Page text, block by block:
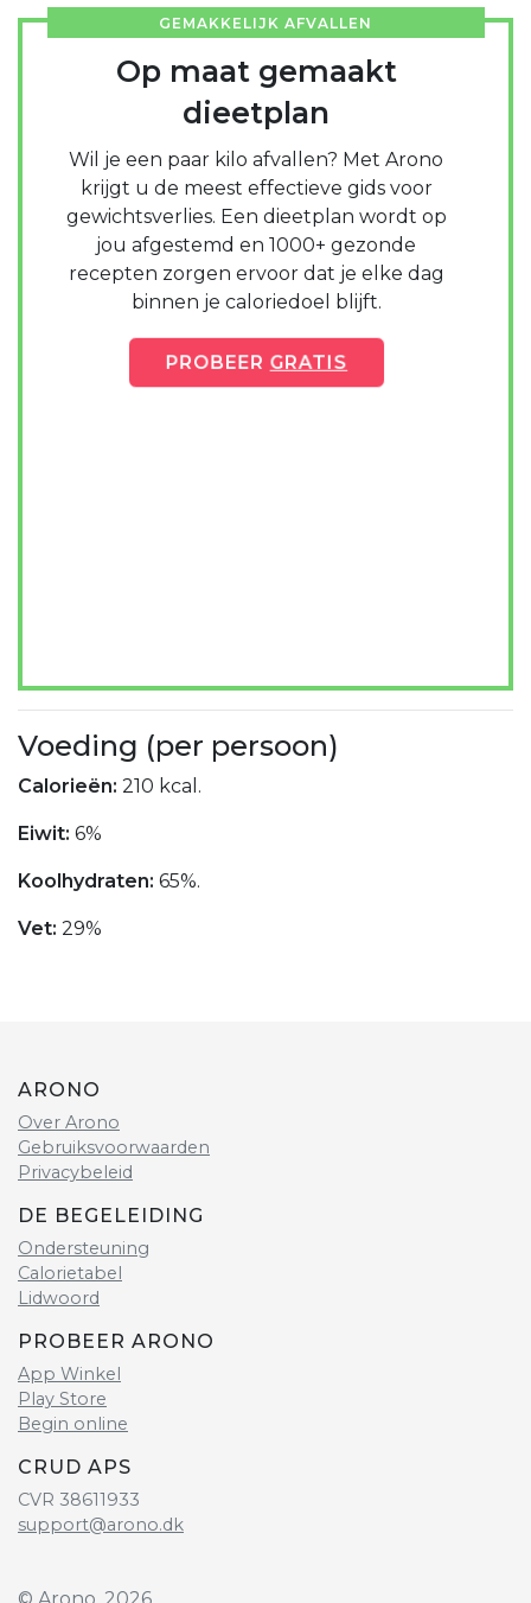
GEMAKKELIJK AFVALLEN
Op maat gemaakt
dieetplan
Wil je een paar kilo afvallen? Met Arono
krijgt u de meest effectieve gids voor
gewichtsverlies. Een dieetplan wordt op
jou afgestemd en 1000+ gezonde
recepten zorgen ervoor dat je elke dag
binnen je caloriedoel blijft.
PROBEER GRATIS
Voeding (per persoon)
Calorieën: 210 kcal.
Eiwit: 6%
Koolhydraten: 65%.
Vet: 29%
ARONO
Over Arono
Gebruiksvoorwaarden
Privacybeleid
DE BEGELEIDING
Ondersteuning
Calorietabel
Lidwoord
PROBEER ARONO
App Winkel
Play Store
Begin online
CRUD APS
CVR 38611933
support@arono.dk